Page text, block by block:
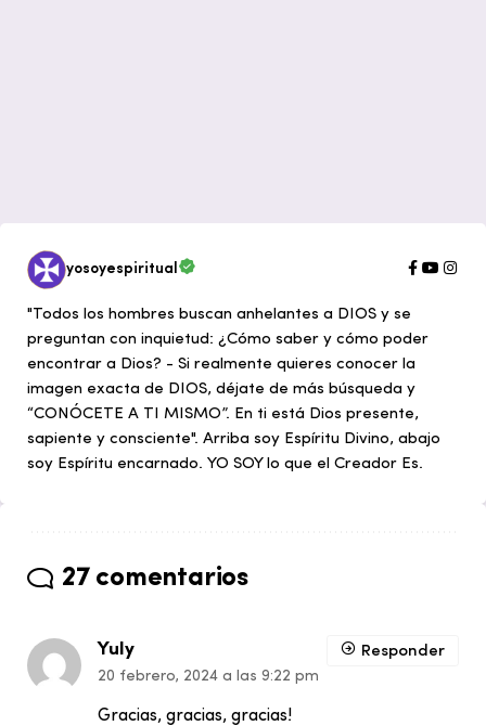
yosoyespiritual
"Todos los hombres buscan anhelantes a DIOS y se
preguntan con inquietud: ¿Cómo saber y cómo poder
encontrar a Dios? - Si realmente quieres conocer la
imagen exacta de DIOS, déjate de más búsqueda y
“CONÓCETE A TI MISMO”. En ti está Dios presente,
sapiente y consciente". Arriba soy Espíritu Divino, abajo
soy Espíritu encarnado. YO SOY lo que el Creador Es.
27 comentarios
Yuly
20 febrero, 2024 a las 9:22 pm
Gracias, gracias, gracias!
Responder